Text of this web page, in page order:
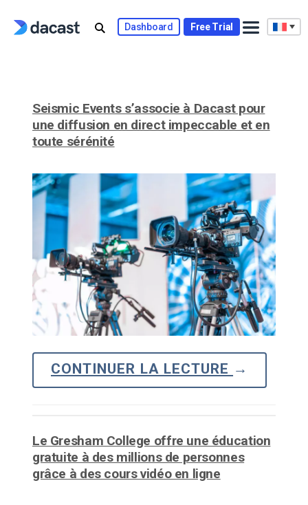
Dashboard Free Trial
Seismic Events s’associe à Dacast pour
une diffusion en direct impeccable et en
toute sérénité
CONTINUER LA LECTURE →
Le Gresham College offre une éducation
gratuite à des millions de personnes
grâce à des cours vidéo en ligne